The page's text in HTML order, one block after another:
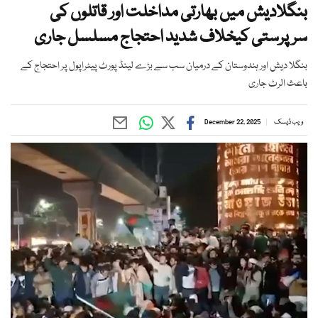
بنگلادیش میں بھارتی مداخلت اور قاتلوں کی
سرپرستی کیخلاف شدید احتجاج مسلسل جاری
بنگلا دیش اور ہندوستان کے درمیان سب سے بڑے لینڈ پورٹ پیٹراپول پر احتجاج کے
باعث الرٹ جاری
ویب ڈیسک December 22, 2025